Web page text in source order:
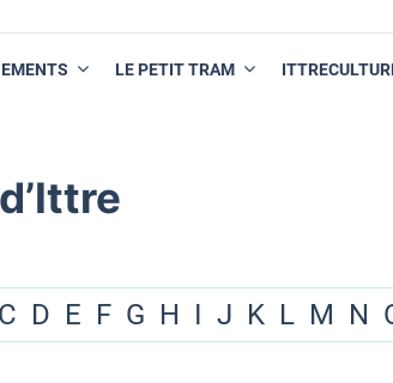
LE PETIT TRAM
C D E F G H I J K L M N